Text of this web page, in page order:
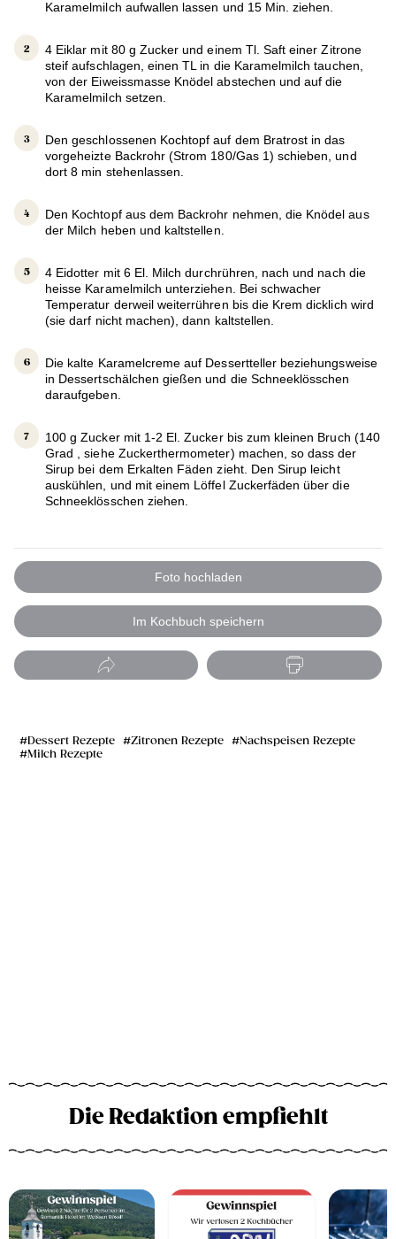
Karamelmilch aufwallen lassen und 15 Min. ziehen.
4 Eiklar mit 80 g Zucker und einem Tl. Saft einer Zitrone
steif aufschlagen, einen TL in die Karamelmilch tauchen,
von der Eiweissmasse Knödel abstechen und auf die
Karamelmilch setzen.
Den geschlossenen Kochtopf auf dem Bratrost in das
vorgeheizte Backrohr (Strom 180/Gas 1) schieben, und
dort 8 min stehenlassen.
Den Kochtopf aus dem Backrohr nehmen, die Knödel aus
der Milch heben und kaltstellen.
4 Eidotter mit 6 El. Milch durchrühren, nach und nach die
heisse Karamelmilch unterziehen. Bei schwacher
Temperatur derweil weiterrühren bis die Krem dicklich wird
(sie darf nicht machen), dann kaltstellen.
Die kalte Karamelcreme auf Dessertteller beziehungsweise
in Dessertschälchen gießen und die Schneeklösschen
daraufgeben.
100 g Zucker mit 1-2 El. Zucker bis zum kleinen Bruch (140
Grad , siehe Zuckerthermometer) machen, so dass der
Sirup bei dem Erkalten Fäden zieht. Den Sirup leicht
auskühlen, und mit einem Löffel Zuckerfäden über die
Schneeklösschen ziehen.
Foto hochladen
Im Kochbuch speichern
Dessert Rezepte Zitronen Rezepte
Nachspeisen Rezepte
Milch Rezepte
Die Redaktion empfiehlt